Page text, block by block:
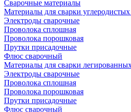
Сварочные материалы
Материалы для сварки
Электроды сварочные
Проволока сплошная
Проволока порошковая
Прутки присадочные
Флюс сварочный
Материалы для сварки
Электроды сварочные
Проволока сплошная
Проволока порошковая
Прутки присадочные
Флюс сварочный